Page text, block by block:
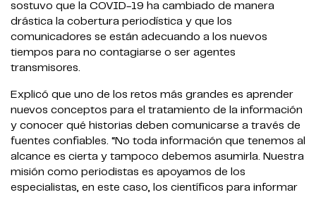
sostuvo que la COVID-19 ha cambiado de manera
drástica la cobertura periodística y que los
comunicadores se están adecuando a los nuevos
tiempos para no contagiarse o ser agentes
transmisores.
Explicó que uno de los retos más grandes es aprender
nuevos conceptos para el tratamiento de la información
y conocer qué historias deben comunicarse a través de
fuentes confiables. “No toda información que tenemos al
alcance es cierta y tampoco debemos asumirla. Nuestra
misión como periodistas es apoyamos de los
especialistas, en este caso, los científicos para informar